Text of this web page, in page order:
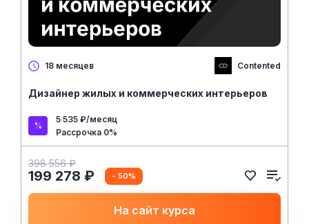
18 месяцев Contented
Дизайнер жилых и коммерческих интерьеров
5 535 ₽/месяц
Рассрочка 0%
398 556 ₽
199 278 ₽ - 50%
На сайт курса